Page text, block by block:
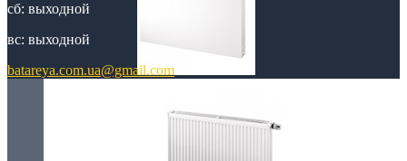
Плоские
сб: выходной
вс: выходной
batareya.com.ua@gmail.com